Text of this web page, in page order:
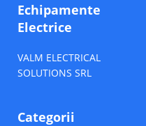
Echipamente
Electrice
VALM ELECTRICAL
SOLUTIONS SRL
Categorii